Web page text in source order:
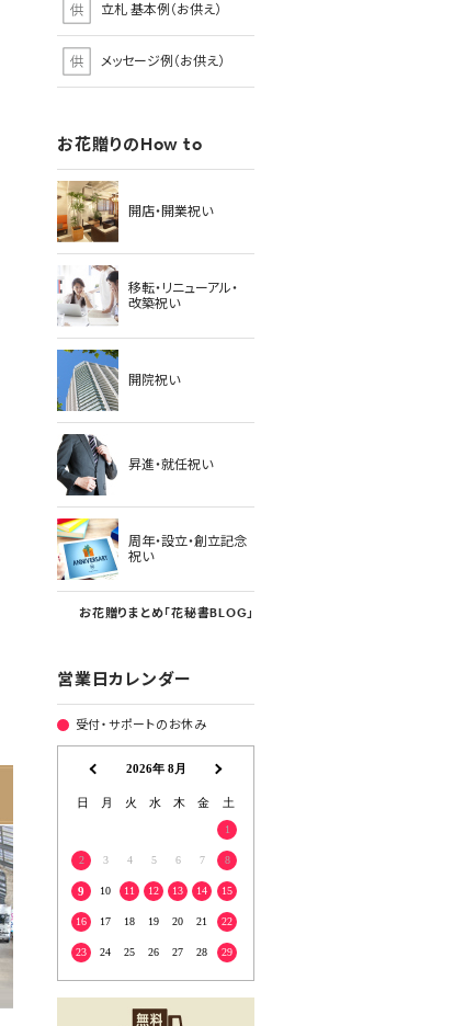
立札 基本例（お供え）
メッセージ例（お供え）
お花贈りのHow to
開店・開業祝い
移転・リニューアル・
改築祝い
開院祝い
昇進・就任祝い
周年・設立・創立記念
祝い
お花贈りまとめ「花秘書BLOG」
営業日カレンダー
受付・サポートのお休み